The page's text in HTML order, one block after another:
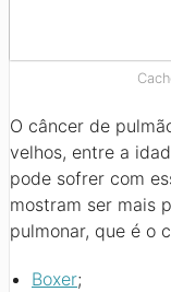
O câncer de
velhos, entre a
pode sofrer com
mostram ser mais
pulmonar, que é o
Boxer;